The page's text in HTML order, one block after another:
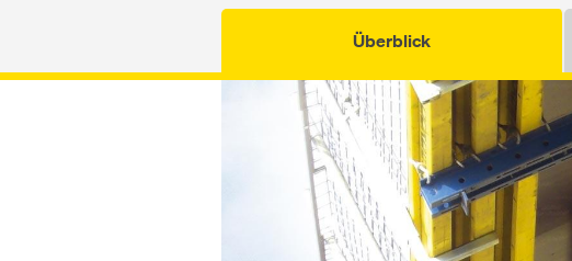
Überblick